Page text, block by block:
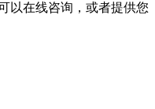
以在线咨询，或者提供您